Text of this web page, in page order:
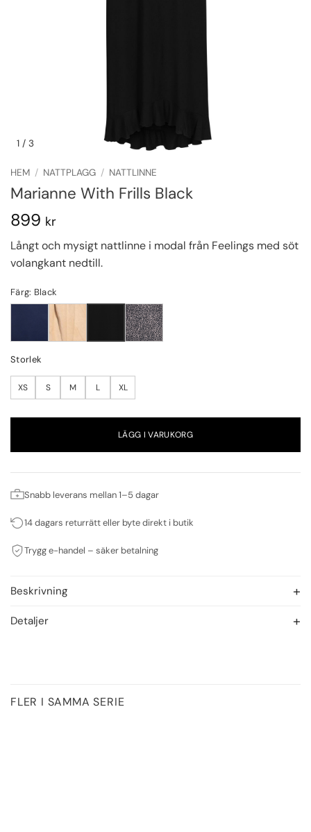
1 / 3
HEM / NATTPLAGG / NATTLINNE
Marianne With Frills Black
899 kr
Långt och mysigt nattlinne i modal från Feelings med söt
volangkant nedtill.
Färg: Black
Storlek
XS S M L XL
LÄGG I VARUKORG
Snabb leverans mellan 1–5 dagar
14 dagars returrätt eller byte direkt i butik
Trygg e-handel – säker betalning
Beskrivning
Detaljer
FLER I SAMMA SERIE